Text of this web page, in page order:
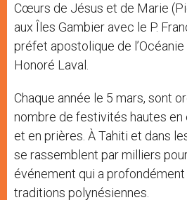
Cœurs de Jésus et de Marie
aux Îles Gambier avec le P.
préfet apostolique de l’Océanie
Honoré Laval.
Chaque année le 5 mars, sont
nombre de festivités hautes en
et en prières. À Tahiti et dans
se rassemblent par milliers
événement qui a
traditions polynésiennes.